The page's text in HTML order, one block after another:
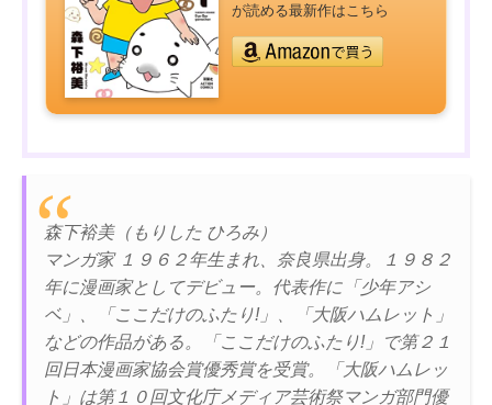
が読める最新作はこちら
森下裕美（もりした ひろみ）
マンガ家 １９６２年生まれ、奈良県出身。１９８２
年に漫画家としてデビュー。代表作に「少年アシ
ベ」、「ここだけのふたり!」、「大阪ハムレット」
などの作品がある。「ここだけのふたり!」で第２１
回日本漫画家協会賞優秀賞を受賞。「大阪ハムレッ
ト」は第１０回文化庁メディア芸術祭マンガ部門優